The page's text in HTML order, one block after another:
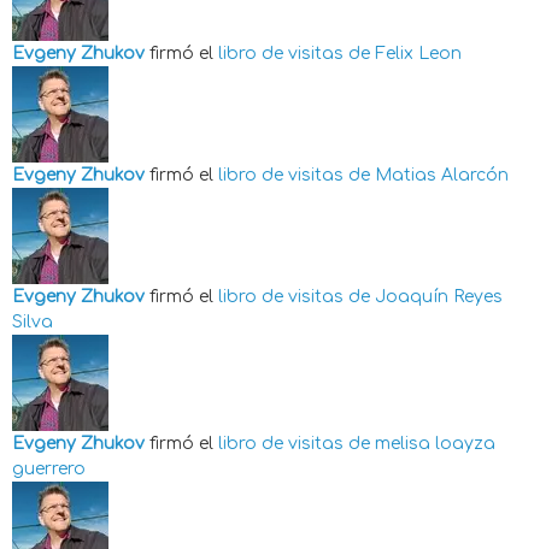
Evgeny Zhukov firmó el libro de visitas de Felix Leon
Evgeny Zhukov firmó el libro de visitas de Matias Alarcón
Evgeny Zhukov firmó el libro de visitas de Joaquín Reyes
Silva
Evgeny Zhukov firmó el libro de visitas de melisa loayza
guerrero